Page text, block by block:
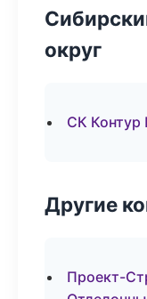
округ
СК Контур
Другие
Проект-